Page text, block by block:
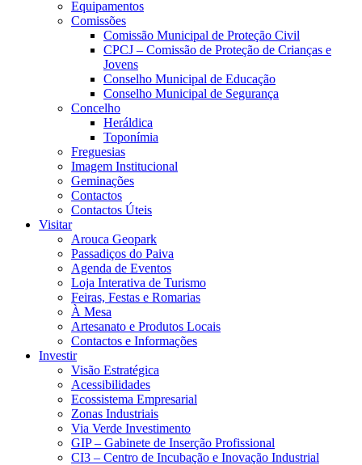
Equipamentos
Comissões
Comissão Municipal de Proteção Civil
CPCJ – Comissão de Proteção de Crianças e
Jovens
Conselho Municipal de Educação
Conselho Municipal de Segurança
Concelho
Heráldica
Toponímia
Freguesias
Imagem Institucional
Geminações
Contactos
Contactos Úteis
Visitar
Arouca Geopark
Passadiços do Paiva
Agenda de Eventos
Loja Interativa de Turismo
Feiras, Festas e Romarias
À Mesa
Artesanato e Produtos Locais
Contactos e Informações
Investir
Visão Estratégica
Acessibilidades
Ecossistema Empresarial
Zonas Industriais
Via Verde Investimento
GIP – Gabinete de Inserção Profissional
CI3 – Centro de Incubação e Inovação Industrial